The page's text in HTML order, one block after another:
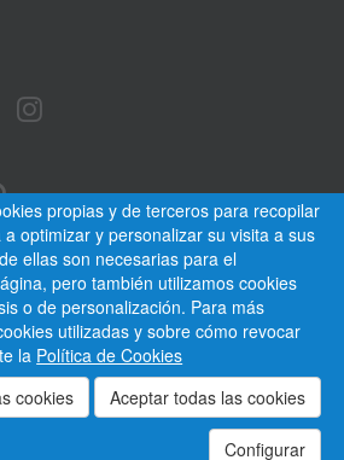
propias y de terceros para recopilar
optimizar y personalizar su visita a sus
ellas son necesarias para el
pero también utilizamos cookies
o de personalización. Para más
utilizadas y sobre cómo revocar
la Política de Cookies
Configurar
de Madrid, S. A.
Aviso legal
Normativa
Mapa del sitio
Contactar
Empleados